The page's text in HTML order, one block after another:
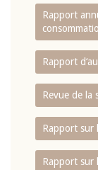
Rapport
Rapport
Revue de la
Rapport sur
Rapport sur